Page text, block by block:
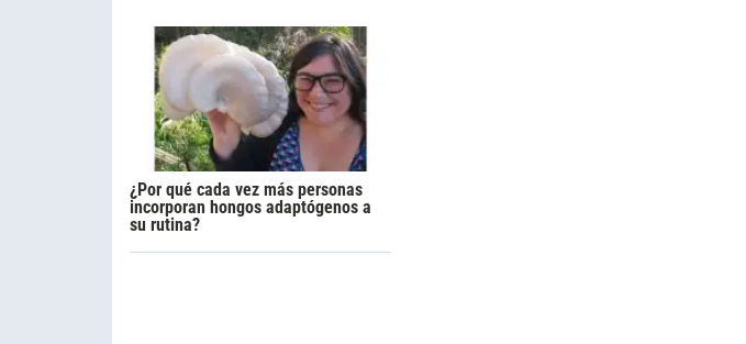
¿Por qué cada vez más personas
incorporan hongos adaptógenos a
su rutina?